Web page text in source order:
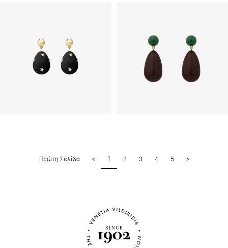
Πρώτη Σελίδα < 1 2 3 4 5 >